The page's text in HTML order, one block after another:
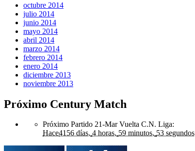
octubre 2014
julio 2014
junio 2014
mayo 2014
abril 2014
marzo 2014
febrero 2014
enero 2014
diciembre 2013
noviembre 2013
Próximo Century Match
Próximo Partido 21-Mar Vuelta C.N. Liga:
Hace4156 días, 4 horas, 59 minutos, 53 segundos